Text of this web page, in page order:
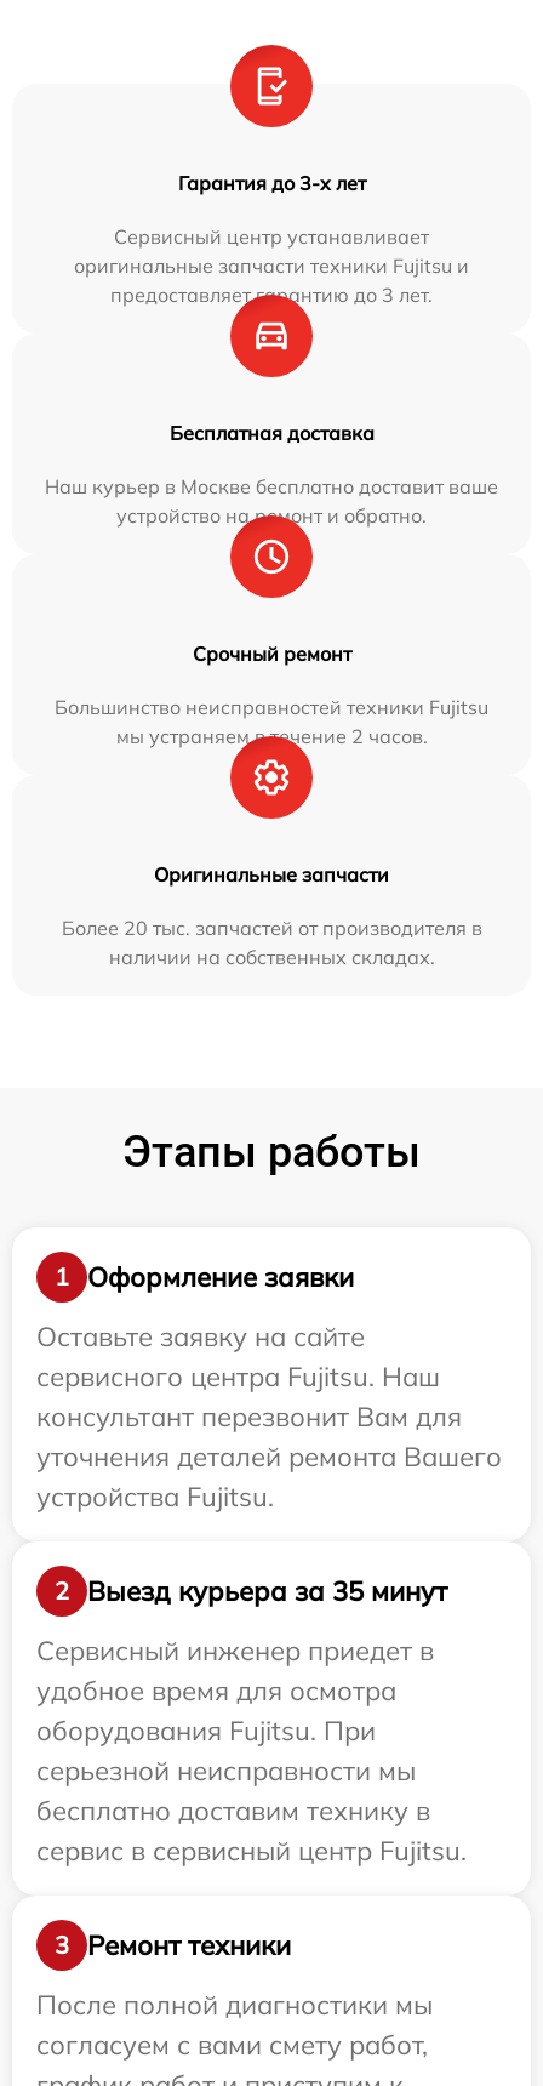
Гарантия до 3-х лет
Сервисный центр устанавливает
оригинальные запчасти техники Fujitsu и
предоставляет гарантию до 3 лет.
Бесплатная доставка
Наш курьер в Москве бесплатно доставит ваше
устройство на ремонт и обратно.
Срочный ремонт
Большинство неисправностей техники Fujitsu
мы устраняем в течение 2 часов.
Оригинальные запчасти
Более 20 тыс. запчастей от производителя в
наличии на собственных складах.
Этапы работы
1
Оформление заявки
Оставьте заявку на сайте
сервисного центра Fujitsu. Наш
консультант перезвонит Вам для
уточнения деталей ремонта Вашего
устройства Fujitsu.
2
Выезд курьера за 35 минут
Сервисный инженер приедет в
удобное время для осмотра
оборудования Fujitsu. При
серьезной неисправности мы
бесплатно доставим технику в
сервис в сервисный центр Fujitsu.
3
Ремонт техники
После полной диагностики мы
согласуем с вами смету работ,